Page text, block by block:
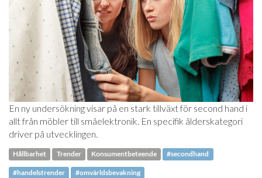
En ny undersökning visar på en stark tillväxt för second hand i
allt från möbler till småelektronik. En specifik ålderskategori
driver på utvecklingen.
Hållbarhet Trender Konsumentbeteende #secondhand
#handelstrender #omvärldsbevakning